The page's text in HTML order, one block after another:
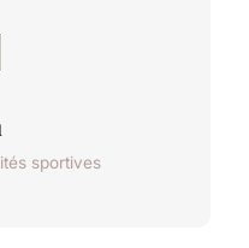
sportives